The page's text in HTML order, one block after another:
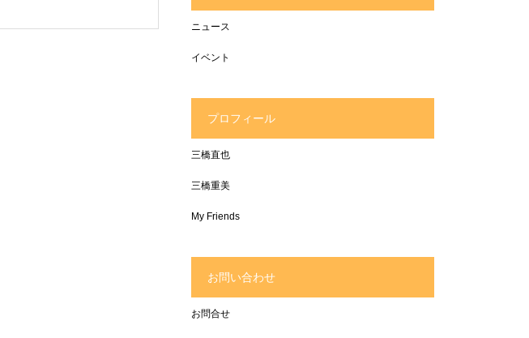
ニュース
イベント
プロフィール
三橋直也
三橋重美
My Friends
お問い合わせ
お問合せ